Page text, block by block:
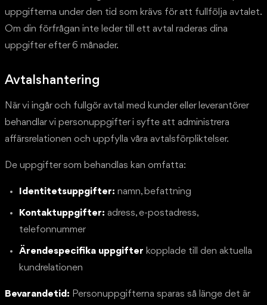
uppgifterna under den tid som krävs för att fullfölja avtalet.
Om din förfrågan inte leder till ett avtal raderas dina
uppgifter efter 6 månader.
Avtalshantering
När vi ingår och fullgör avtal med kunder eller leverantörer
behandlar vi personuppgifter i syfte att administrera
affärsrelationen och uppfylla våra avtalsförpliktelser.
De uppgifter som behandlas kan omfatta:
Identitetsuppgifter: namn, befattning
Kontaktuppgifter: adress, e-postadress,
telefonnummer
Ärendespecifika uppgifter kopplade till den aktuella
kundrelationen
Bevarandetid: Personuppgifterna sparas så länge det är